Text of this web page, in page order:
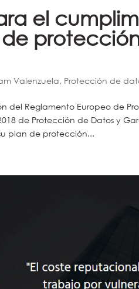
el
Valenzuela, Protección de
del Reglamento Europeo de
de Protección de Datos y
plan de protección...